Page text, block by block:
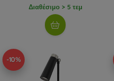
Διαθέσιμο > 5 τεμ
-10%